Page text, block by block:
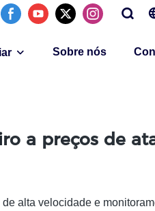
Sobre nós
a preços de
alta velocidade e